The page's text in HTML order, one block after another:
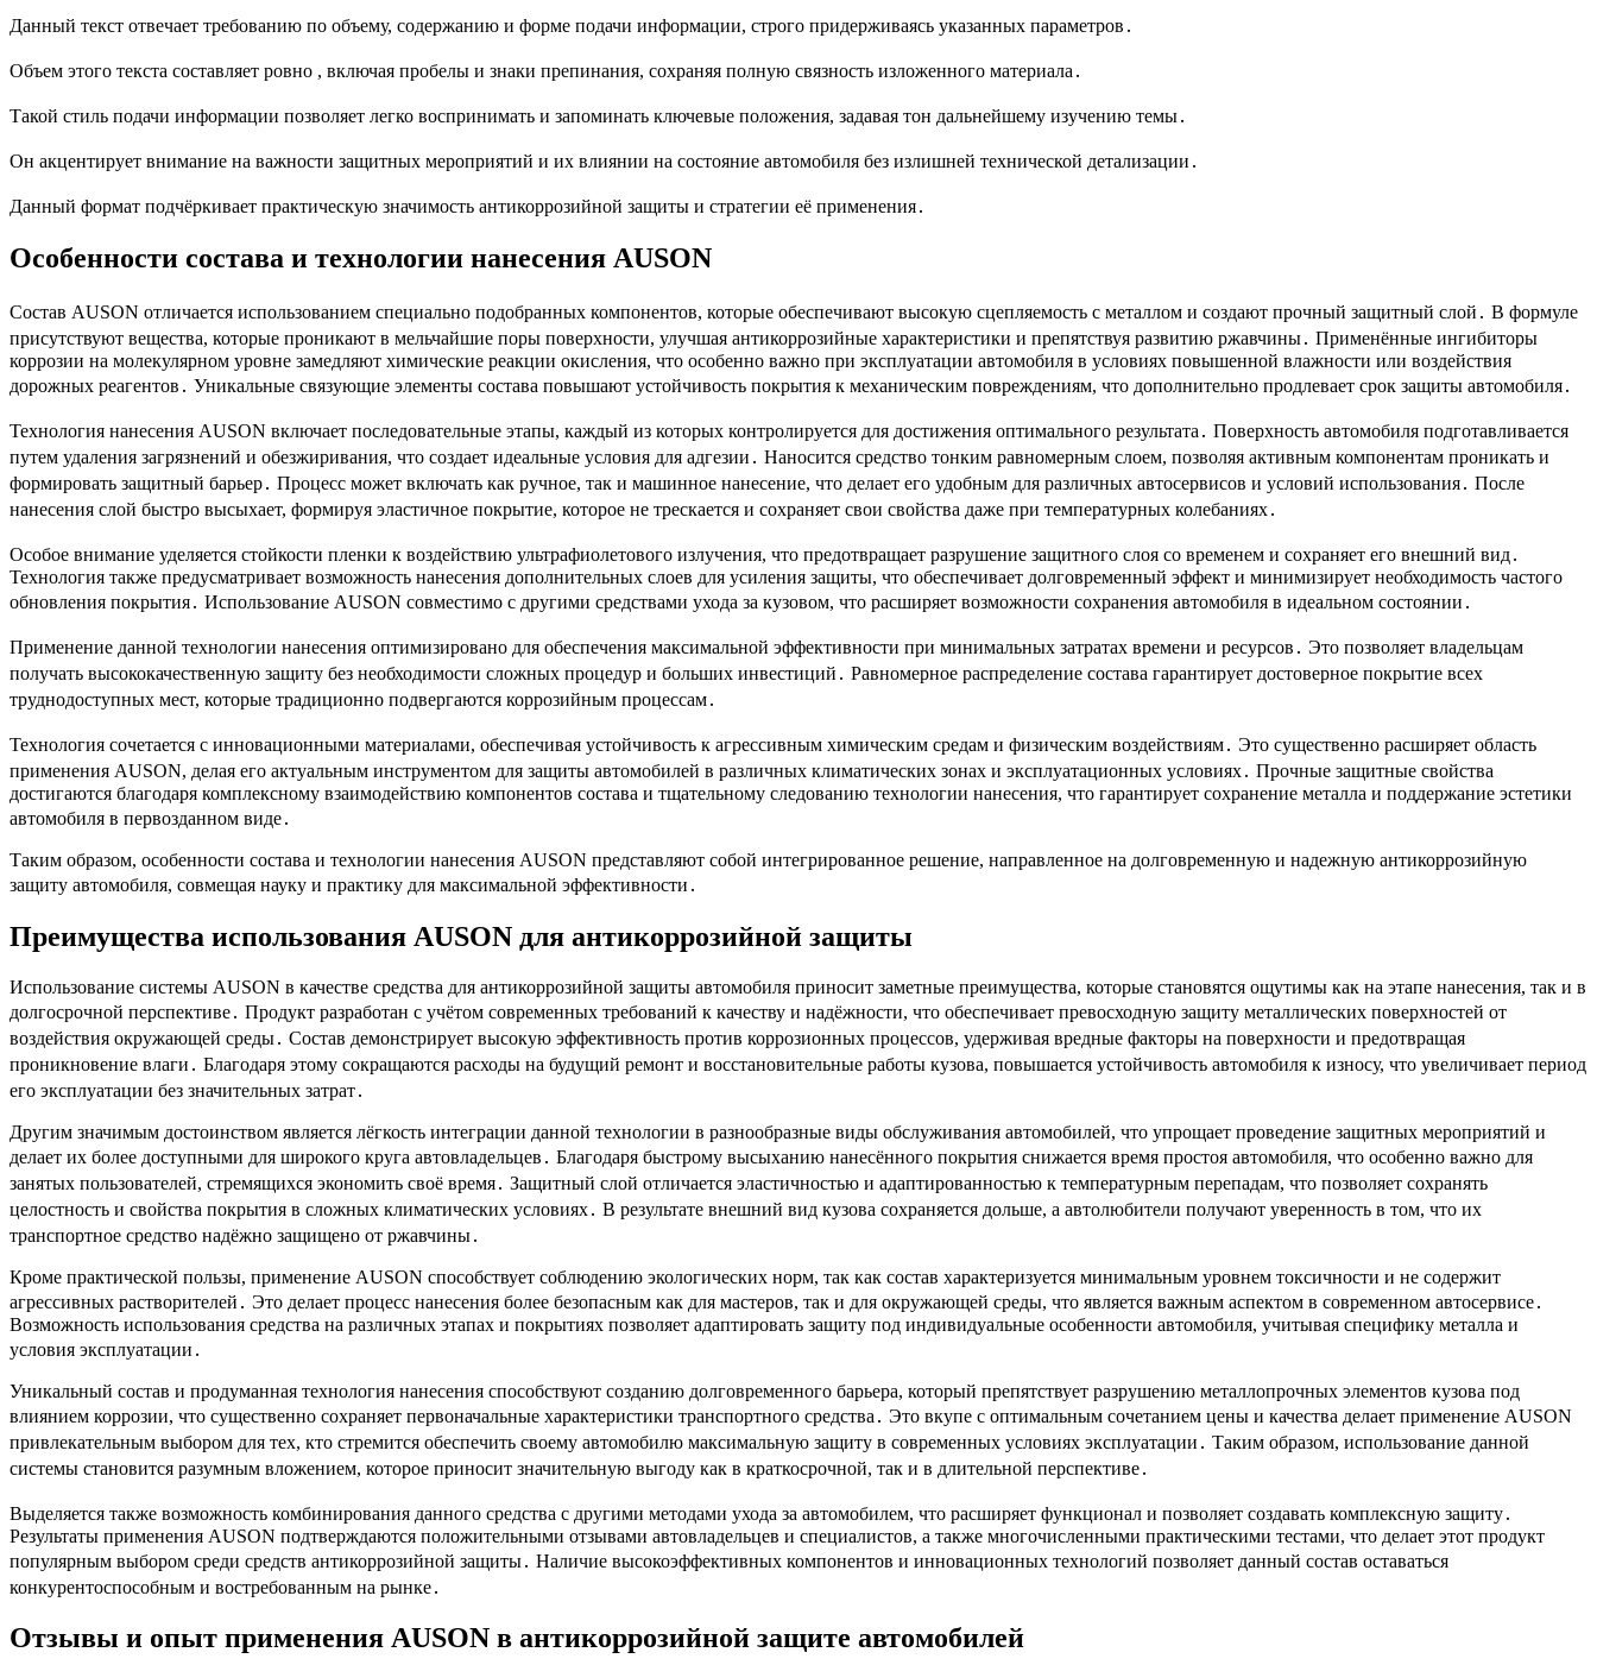
Данный текст отвечает требованию по объему, содержанию и форме подачи информации, строго придерживаясь указанных параметров․
Объем этого текста составляет ровно , включая пробелы и знаки препинания, сохраняя полную связность изложенного материала․
Такой стиль подачи информации позволяет легко воспринимать и запоминать ключевые положения, задавая тон дальнейшему изучению темы․
Он акцентирует внимание на важности защитных мероприятий и их влиянии на состояние автомобиля без излишней технической детализации․
Данный формат подчёркивает практическую значимость антикоррозийной защиты и стратегии её применения․
Особенности состава и технологии нанесения AUSON
Состав AUSON отличается использованием специально подобранных компонентов, которые обеспечивают высокую сцепляемость с металлом и создают прочный защитный слой․ В формуле
присутствуют вещества, которые проникают в мельчайшие поры поверхности, улучшая антикоррозийные характеристики и препятствуя развитию ржавчины․ Применённые ингибиторы
коррозии на молекулярном уровне замедляют химические реакции окисления, что особенно важно при эксплуатации автомобиля в условиях повышенной влажности или воздействия
дорожных реагентов․ Уникальные связующие элементы состава повышают устойчивость покрытия к механическим повреждениям, что дополнительно продлевает срок защиты автомобиля․
Технология нанесения AUSON включает последовательные этапы, каждый из которых контролируется для достижения оптимального результата․ Поверхность автомобиля подготавливается
путем удаления загрязнений и обезжиривания, что создает идеальные условия для адгезии․ Наносится средство тонким равномерным слоем, позволяя активным компонентам проникать и
формировать защитный барьер․ Процесс может включать как ручное, так и машинное нанесение, что делает его удобным для различных автосервисов и условий использования․ После
нанесения слой быстро высыхает, формируя эластичное покрытие, которое не трескается и сохраняет свои свойства даже при температурных колебаниях․
Особое внимание уделяется стойкости пленки к воздействию ультрафиолетового излучения, что предотвращает разрушение защитного слоя со временем и сохраняет его внешний вид․
Технология также предусматривает возможность нанесения дополнительных слоев для усиления защиты, что обеспечивает долговременный эффект и минимизирует необходимость частого
обновления покрытия․ Использование AUSON совместимо с другими средствами ухода за кузовом, что расширяет возможности сохранения автомобиля в идеальном состоянии․
Применение данной технологии нанесения оптимизировано для обеспечения максимальной эффективности при минимальных затратах времени и ресурсов․ Это позволяет владельцам
получать высококачественную защиту без необходимости сложных процедур и больших инвестиций․ Равномерное распределение состава гарантирует достоверное покрытие всех
труднодоступных мест, которые традиционно подвергаются коррозийным процессам․
Технология сочетается с инновационными материалами, обеспечивая устойчивость к агрессивным химическим средам и физическим воздействиям․ Это существенно расширяет область
применения AUSON, делая его актуальным инструментом для защиты автомобилей в различных климатических зонах и эксплуатационных условиях․ Прочные защитные свойства
достигаются благодаря комплексному взаимодействию компонентов состава и тщательному следованию технологии нанесения, что гарантирует сохранение металла и поддержание эстетики
автомобиля в первозданном виде․
Таким образом, особенности состава и технологии нанесения AUSON представляют собой интегрированное решение, направленное на долговременную и надежную антикоррозийную
защиту автомобиля, совмещая науку и практику для максимальной эффективности․
Преимущества использования AUSON для антикоррозийной защиты
Использование системы AUSON в качестве средства для антикоррозийной защиты автомобиля приносит заметные преимущества, которые становятся ощутимы как на этапе нанесения, так и в
долгосрочной перспективе․ Продукт разработан с учётом современных требований к качеству и надёжности, что обеспечивает превосходную защиту металлических поверхностей от
воздействия окружающей среды․ Состав демонстрирует высокую эффективность против коррозионных процессов, удерживая вредные факторы на поверхности и предотвращая
проникновение влаги․ Благодаря этому сокращаются расходы на будущий ремонт и восстановительные работы кузова, повышается устойчивость автомобиля к износу, что увеличивает период
его эксплуатации без значительных затрат․
Другим значимым достоинством является лёгкость интеграции данной технологии в разнообразные виды обслуживания автомобилей, что упрощает проведение защитных мероприятий и
делает их более доступными для широкого круга автовладельцев․ Благодаря быстрому высыханию нанесённого покрытия снижается время простоя автомобиля, что особенно важно для
занятых пользователей, стремящихся экономить своё время․ Защитный слой отличается эластичностью и адаптированностью к температурным перепадам, что позволяет сохранять
целостность и свойства покрытия в сложных климатических условиях․ В результате внешний вид кузова сохраняется дольше, а автолюбители получают уверенность в том, что их
транспортное средство надёжно защищено от ржавчины․
Кроме практической пользы, применение AUSON способствует соблюдению экологических норм, так как состав характеризуется минимальным уровнем токсичности и не содержит
агрессивных растворителей․ Это делает процесс нанесения более безопасным как для мастеров, так и для окружающей среды, что является важным аспектом в современном автосервисе․
Возможность использования средства на различных этапах и покрытиях позволяет адаптировать защиту под индивидуальные особенности автомобиля, учитывая специфику металла и
условия эксплуатации․
Уникальный состав и продуманная технология нанесения способствуют созданию долговременного барьера, который препятствует разрушению металлопрочных элементов кузова под
влиянием коррозии, что существенно сохраняет первоначальные характеристики транспортного средства․ Это вкупе с оптимальным сочетанием цены и качества делает применение AUSON
привлекательным выбором для тех, кто стремится обеспечить своему автомобилю максимальную защиту в современных условиях эксплуатации․ Таким образом, использование данной
системы становится разумным вложением, которое приносит значительную выгоду как в краткосрочной, так и в длительной перспективе․
Выделяется также возможность комбинирования данного средства с другими методами ухода за автомобилем, что расширяет функционал и позволяет создавать комплексную защиту․
Результаты применения AUSON подтверждаются положительными отзывами автовладельцев и специалистов, а также многочисленными практическими тестами, что делает этот продукт
популярным выбором среди средств антикоррозийной защиты․ Наличие высокоэффективных компонентов и инновационных технологий позволяет данный состав оставаться
конкурентоспособным и востребованным на рынке․
Отзывы и опыт применения AUSON в антикоррозийной защите автомобилей